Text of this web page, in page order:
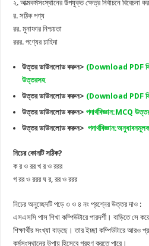
২. আত্মকর্মসংস্থানের উপযুক্ত ক্ষেত্র নির্বাচনে বিবেচনা
র. সঠিক পণ্য
রর. মুনাফার নিশ্চয়তা
ররর. পণ্যের চাহিদা
উত্তর ডাউনলোড করুন> (Download PDF ফ্রি)
উত্তরসহ
উত্তর ডাউনলোড করুন> (Download PDF
উত্তর ডাউনলোড করুন>পদার্থবিজ্ঞান:MCQ
উত্তর ডাউনলোড করুন>
নিচের কোনটি সঠিক?
ক র ও রর খ র ও ররর
গ রর ও ররর ঘ র, রর ও ররর
নিচের অনুচ্ছেদটি পড়ে ৩ ও ৪ নং প্রশ্নের উত্তর দাও :
এসএসসি পাস শিখা কম্পিউটারে পারদর্শী। বাড়িতে সে
শিক্ষার্থীর সংখ্যা বাড়ছে। তার ইচ্ছা কম্পিউটারে আরও
কর্মসংস্থানের উপায় হিসেবে গ্রহণ করতে পারে।